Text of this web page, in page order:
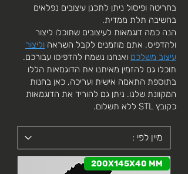
בחריטה ופיסול ניתן לתכנן עיצובים נפלאים
בחשיבה תלת ממדית.
הנה כמה דוגמאות לעיצובים שתוכלו ליצור
ולהדפיס, אתם מוזמנים לקבל השראה וליצור
עיצוב משלכם ואנחנו נשמח להדפיסו עבורכם.
תוכלו גם להזמין מאיתנו את הדוגמאות הללו
בתוספת התאמה אישית ועריכה, כאן בחנות
המקוונת שלנו. ניתן גם להוריד את הדוגמאות
כקובץ STL ללא תשלום.
200X145X40 MM